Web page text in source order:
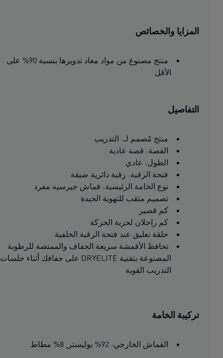
المزايا والخصائص
منتج مصنوع من مواد معاد تدويرها بنسبة 90% على
الأقل
التفاصيل
منتج مُصمم لـ: التدريب
القصة: قصة عادية
الطول: عادي
فتحة الرقبة: رقبة دائرية ضيقة
نوع الخامة الرئيسية: قماش جيرسيه مفرد
تصميم مثقب للتهوية الجيدة
كم قصير
كم راجلان لحرية الحركة
حلقة تعليق عند فتحة الرقبة الخلفية
تحافظ الأقمشة سريعة الجفاف والممتصة للرطوبة
المصنوعة بتقنية DRYELITE على جفافك أثناء جلسات
التدريب القوية
تركيبة الخامة
القماش الخارجي: 92% بوليستر, 8% مطاط